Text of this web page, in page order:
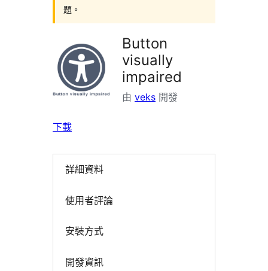
題。
Button
visually
impaired
由 veks 開發
下載
詳細資料
使用者評論
安裝方式
開發資訊